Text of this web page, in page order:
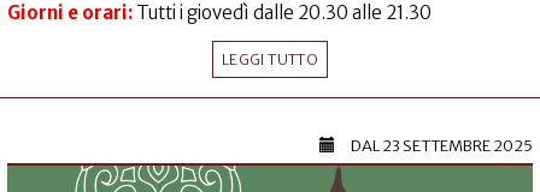
Giorni e orari: Tutti i giovedì dalle 20.30 alle 21.30
LEGGI TUTTO
DAL23 SETTEMBRE 2025